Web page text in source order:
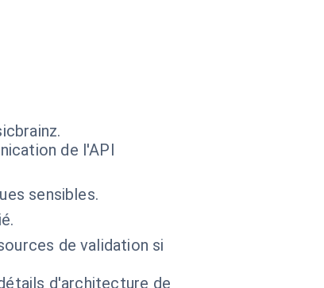
de l'API
sensibles.
de validation si
d'architecture de